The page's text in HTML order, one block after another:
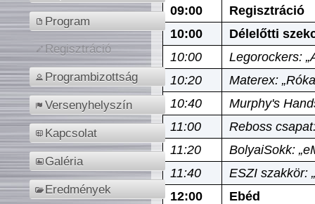
Program
Regisztráció
Programbizottság
Versenyhelyszín
Kapcsolat
Galéria
Eredmények
09:00
Regisztráció
10:00
Délelőtti
10:00
Legorockers:
10:20
Materex:
10:40
Murphy's
11:00
Reboss
11:20
BolyaiSokk:
11:40
ESZI szakkör:
12:00
Ebéd